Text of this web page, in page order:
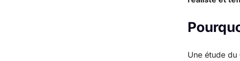
Une étude du